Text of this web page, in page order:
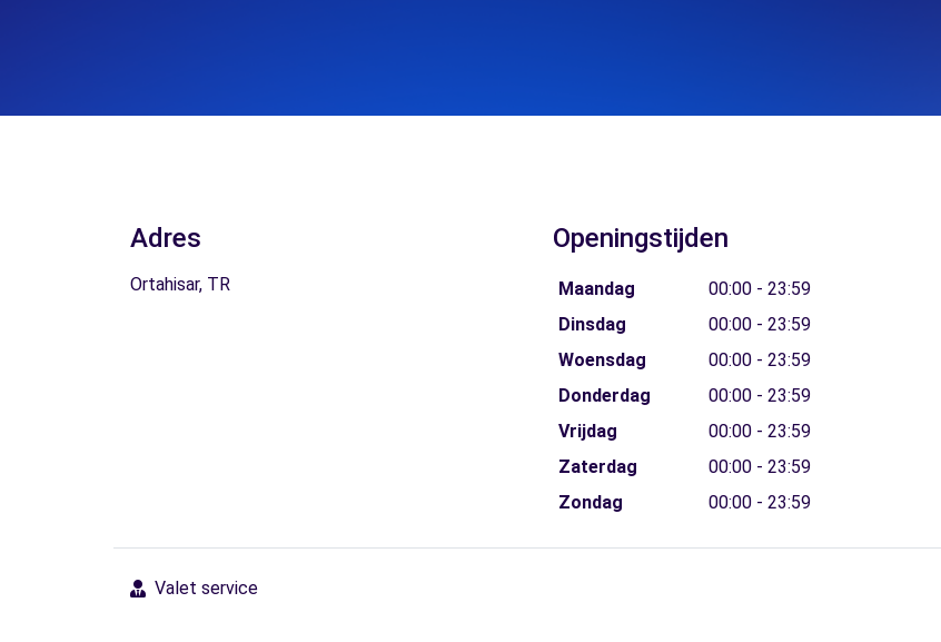
Adres
Ortahisar, TR
Openingstijden
Maandag
00:00 - 23:59
Dinsdag
00:00 - 23:59
Woensdag
00:00 - 23:59
Donderdag
00:00 - 23:59
Vrijdag
00:00 - 23:59
Zaterdag
00:00 - 23:59
Zondag
00:00 - 23:59
Valet service